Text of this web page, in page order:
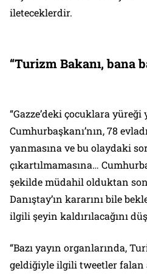
ileteceklerdir.
“Turizm Bakanı, bana
“Gazze’deki çocuklara yüreği
Cumhurbaşkanı’nın, 78
yanmasına ve bu olaydaki
çıkartılmamasına…
şekilde müdahil olduktan
Danıştay’ın kararını bile
ilgili şeyin kaldırılacağını
“Bazı yayın organlarında,
geldiğiyle ilgili tweetler falan